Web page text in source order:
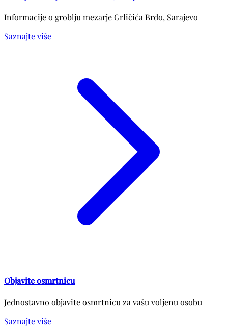
Informacije o groblju mezarje Grličića Brdo, Sarajevo
Saznajte više
Objavite osmrtnicu
Jednostavno objavite osmrtnicu za vašu voljenu osobu
Saznajte više